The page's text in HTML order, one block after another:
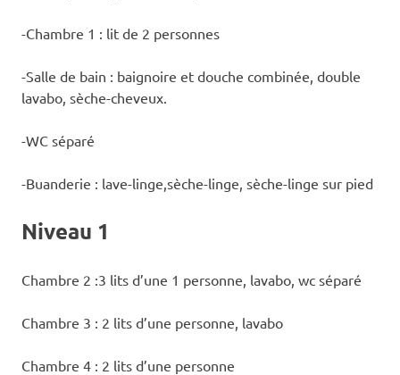
-Chambre 1 : lit de 2 personnes
-Salle de bain : baignoire et douche combinée, double
lavabo, sèche-cheveux.
-WC séparé
-Buanderie : lave-linge,sèche-linge, sèche-linge sur pied
Niveau 1
Chambre 2 :3 lits d’une 1 personne, lavabo, wc séparé
Chambre 3 : 2 lits d’une personne, lavabo
Chambre 4 : 2 lits d’une personne